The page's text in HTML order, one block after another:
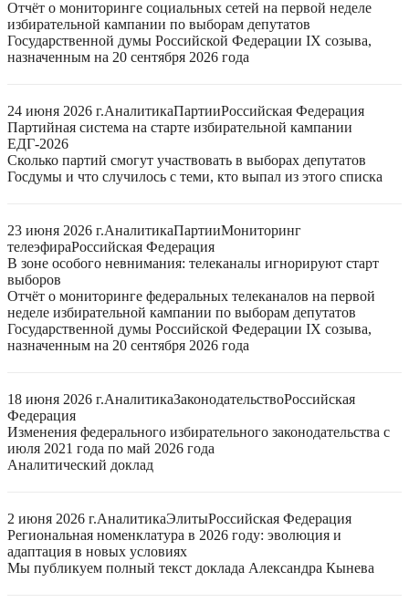
Отчёт о мониторинге социальных сетей на первой неделе
избирательной кампании по выборам депутатов
Государственной думы Российской Федерации IX созыва,
назначенным на 20 сентября 2026 года
24 июня 2026 г.АналитикаПартииРоссийская Федерация
Партийная система на старте избирательной кампании
ЕДГ-2026
Сколько партий смогут участвовать в выборах депутатов
Госдумы и что случилось с теми, кто выпал из этого списка
23 июня 2026 г.АналитикаПартииМониторинг
телеэфираРоссийская Федерация
В зоне особого невнимания: телеканалы игнорируют старт
выборов
Отчёт о мониторинге федеральных телеканалов на первой
неделе избирательной кампании по выборам депутатов
Государственной думы Российской Федерации IX созыва,
назначенным на 20 сентября 2026 года
18 июня 2026 г.АналитикаЗаконодательствоРоссийская
Федерация
Изменения федерального избирательного законодательства с
июля 2021 года по май 2026 года
Аналитический доклад
2 июня 2026 г.АналитикаЭлитыРоссийская Федерация
Региональная номенклатура в 2026 году: эволюция и
адаптация в новых условиях
Мы публикуем полный текст доклада Александра Кынева